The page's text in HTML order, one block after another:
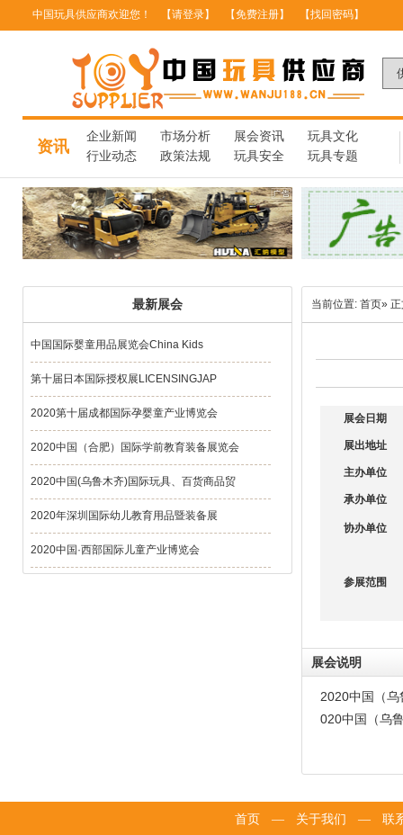
中国玩具供应商欢迎您！ 【请登录】 【免费注册】 【找回密码】
资讯
企业新闻 市场分析 展会资讯
玩具文化
行业动态
政策法规 玩具安全 玩具专题
最新展会
中国国际婴童用品展览会China Kids
第十届日本国际授权展LICENSINGJAP
2020第十届成都国际孕婴童产业博览会
2020中国（合肥）国际学前教育装备展览会
2020中国(乌鲁木齐)国际玩具、百货商品贸
2020年深圳国际幼儿教育用品暨装备展
2020中国·西部国际儿童产业博览会
当前位置: 首页»
展会日期
展出地址
主办单位
承办单位
协办单位
参展范围
展会说明
2020中国（
020中国（乌
首页 — 关于我们 — 联